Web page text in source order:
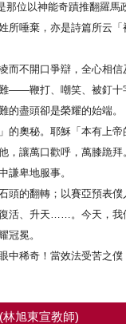
位以神能奇蹟推翻羅
所唾棄，亦是詩篇所云
而不開口爭辯，全心
——鞭打、嘲笑、被釘
的盡頭卻是榮耀的始端。
的奧秘。耶穌「本有上
，讓萬口歡呼，萬膝跪
卑地服事。
頭的翻轉；以賽亞預表
活、升天……。今天，
冠冕。
中稀奇！當效法受苦之
旭東宣教師)